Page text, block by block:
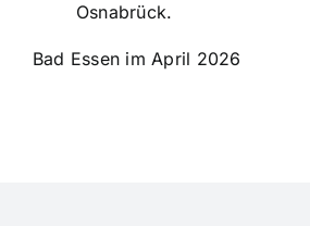
Osnabrück.
Bad Essen im April 2026